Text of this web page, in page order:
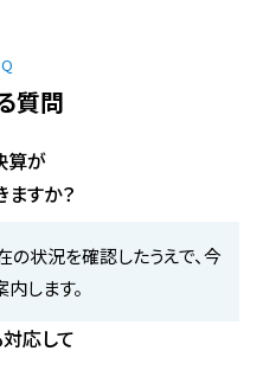
質問
算が
すか？
の状況を確認したうえで、今
します。
応して